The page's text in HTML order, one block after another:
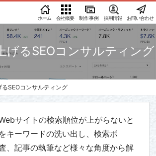
ホーム 会社概要 制作事例 採用情報 お問い合わせ
げるSEOコンサルティング
SEOコンサルティング
サイトの検索順位が上がらないと
キーワードの洗い出し、検索ボ
、記事の執筆など様々な角度から解